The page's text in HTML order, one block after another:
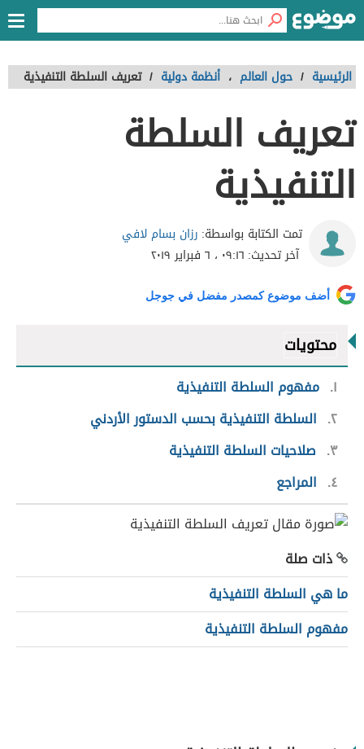
الرئيسية / حول العالم ، أنظمة دولية / تعريف السلطة التنفيذية
تعريف السلطة
التنفيذية
تمت الكتابة بواسطة: رزان بسام لافي
آخر تحديث: ٠٩:١٦ ، ٦ فبراير ٢٠١٩
أضف موضوع كمصدر مفضل في جوجل
محتويات
١ مفهوم السلطة التنفيذية
٢ السلطة التنفيذية بحسب الدستور الأردني
٣
صلاحيات السلطة التنفيذية
٤
المراجع
ذات صلة
ما هي السلطة التنفيذية
مفهوم السلطة التنفيذية